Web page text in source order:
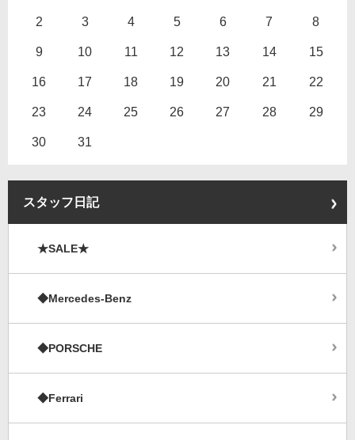
2 3 4 5 6 7 8
9 10 11 12 13 14 15
16 17 18 19 20 21 22
23 24 25 26 27 28 29
30 31
スタッフ日記
★SALE★
◆Mercedes-Benz
◆PORSCHE
◆Ferrari